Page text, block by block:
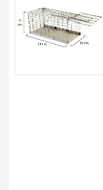
final
de
galería